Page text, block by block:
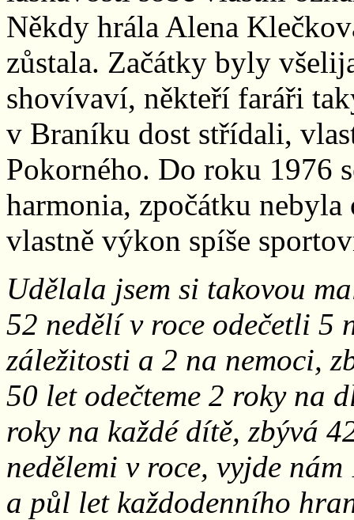
Někdy hrála Alena
zůstala. Začátky byly
shovívaví, někteří faráři
v Braníku dost střídali,
Pokorného. Do roku 1976
harmonia, zpočátku
vlastně výkon spíše
Udělala jsem si takovou
52 nedělí v roce odečetli 5
záležitosti a 2 na nemoci,
50 let odečteme 2 roky na
roky na každé dítě, zbývá
nedělemi v roce, vyjde
a půl let každodenního